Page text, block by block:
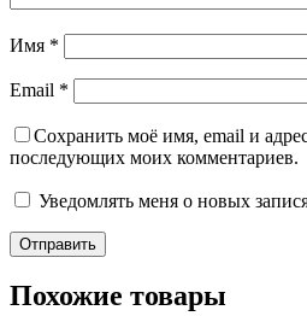
Имя *
Email *
Сохранить моё имя, email и
последующих моих комментариев.
Уведомлять меня о новых
Похожие товары